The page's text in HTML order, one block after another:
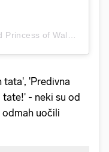
A post shared by The Prince and Princess of Wales (@princeandprincessofwales)
tata', 'Predivna
tate!' - neki su od
uočili